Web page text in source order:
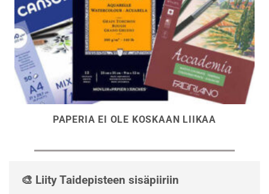
PAPERIA EI OLE KOSKAAN LIIKAA
🎨 Liity Taidepisteen sisäpiiriin